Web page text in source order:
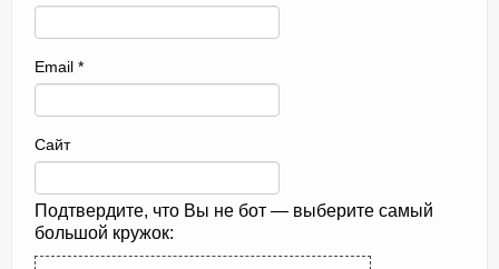
Email *
Сайт
Подтвердите, что Вы не бот — выберите самый
большой кружок: